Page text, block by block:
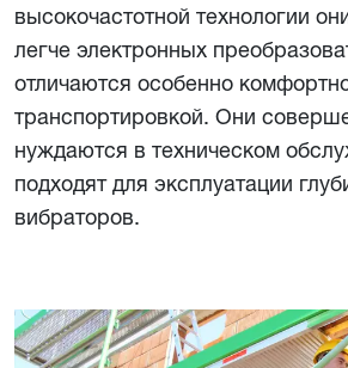
высокочастотной технологии
легче электронных
отличаются особенно
транспортировкой. Они
нуждаются в техническом
подходят для эксплуатации
вибраторов.